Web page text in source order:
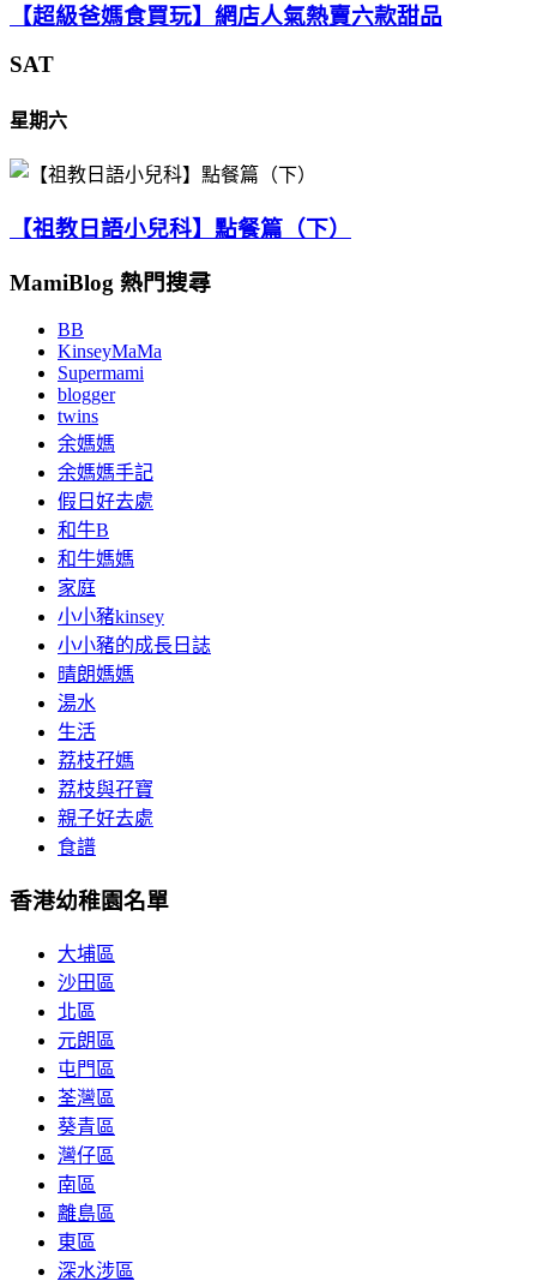
【超級爸媽食買玩】網店人氣熱賣六款甜品
SAT
星期六
【祖教日語小兒科】點餐篇（下）
MamiBlog 熱門搜尋
BB
KinseyMaMa
Supermami
blogger
twins
余媽媽
余媽媽手記
假日好去處
和牛B
和牛媽媽
家庭
小小豬kinsey
小小豬的成長日誌
晴朗媽媽
湯水
生活
荔枝孖媽
荔枝與孖寶
親子好去處
食譜
香港幼稚園名單
大埔區
沙田區
北區
元朗區
屯門區
荃灣區
葵青區
灣仔區
南區
離島區
東區
深水涉區